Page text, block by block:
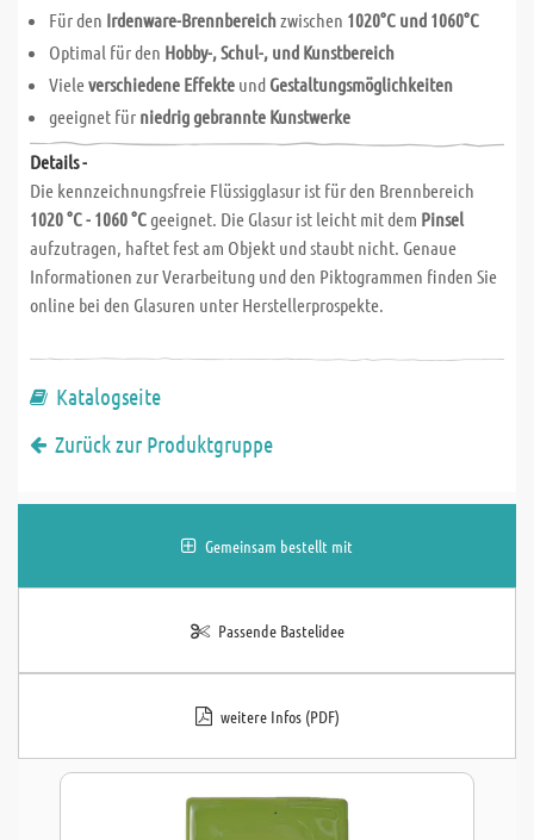
Für den Irdenware-Brennbereichzwischen 1020°C und 1060°C
Optimal für den Hobby-, Schul-, und Kunstbereich
Vieleverschiedene Effekte und Gestaltungsmöglichkeiten
geeignet für niedrig gebrannte Kunstwerke
Details -
Die kennzeichnungsfreie Flüssigglasur ist für den Brennbereich
1020 °C - 1060 °Cgeeignet. Die Glasur ist leicht mit dem Pinsel
aufzutragen, haftet fest am Objekt und staubt nicht. Genaue
Informationen zur Verarbeitung und den Piktogrammen finden Sie
online bei den Glasuren unter Herstellerprospekte.
Katalogseite
Zurück zur Produktgruppe
Gemeinsam bestellt mit
Passende Bastelidee
weitere Infos (PDF)